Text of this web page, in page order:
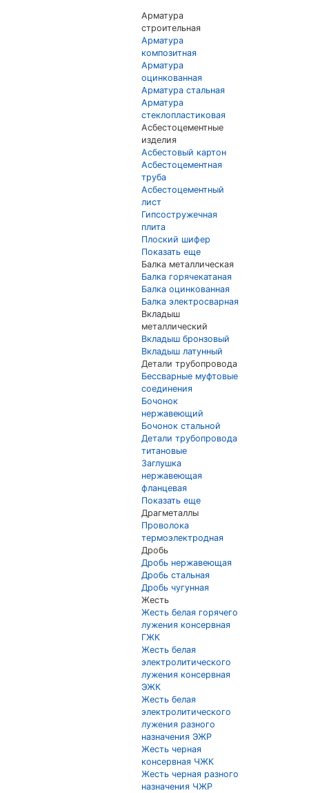
Арматура
строительная
Арматура
композитная
Арматура
оцинкованная
Арматура стальная
Арматура
стеклопластиковая
Асбестоцементные
изделия
Асбестовый картон
Асбестоцементная
труба
Асбестоцементный
лист
Гипсостружечная
плита
Плоский шифер
Показать еще
Балка металлическая
Балка горячекатаная
Балка оцинкованная
Балка электросварная
Вкладыш
металлический
Вкладыш бронзовый
Вкладыш латунный
Детали трубопровода
Бессварные муфтовые
соединения
Бочонок
нержавеющий
Бочонок стальной
Детали трубопровода
титановые
Заглушка
нержавеющая
фланцевая
Показать еще
Драгметаллы
Проволока
термоэлектродная
Дробь
Дробь нержавеющая
Дробь стальная
Дробь чугунная
Жесть
Жесть белая горячего
лужения консервная
ГЖК
Жесть белая
электролитического
лужения консервная
ЭЖК
Жесть белая
электролитического
лужения разного
назначения ЭЖР
Жесть черная
консервная ЧЖК
Жесть черная разного
назначения ЧЖР